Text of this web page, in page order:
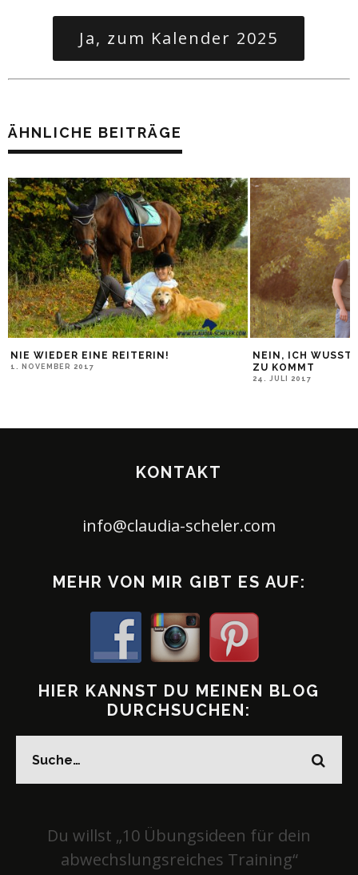
Ja, zum Kalender 2025
ÄHNLICHE BEITRÄGE
NIE WIEDER EINE REITERIN!
1. NOVEMBER 2017
NEIN, ICH
ZU KOMMT
24. JULI 2017
KONTAKT
info@claudia-scheler.com
MEHR VON MIR GIBT ES AUF:
HIER KANNST DU MEINEN BLOG
DURCHSUCHEN:
Du willst „10 Übungsideen für dein
abwechslungsreiches Training“